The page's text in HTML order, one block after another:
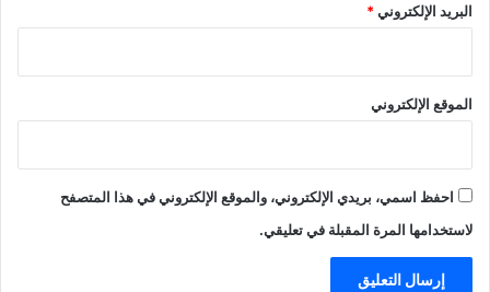
البريد الإلكتروني*
الموقع الإلكتروني
احفظ اسمي، بريدي الإلكتروني، والموقع الإلكتروني في هذا المتصفح
لاستخدامها المرة المقبلة في تعليقي.